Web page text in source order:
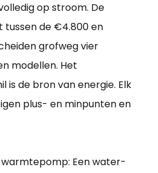
op stroom. De
tussen de €4.800 en
grofweg vier
modellen. Het
is de bron van energie. Elk
plus- en minpunten en
Een water-